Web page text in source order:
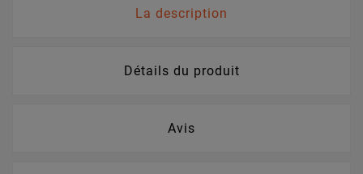
La description
Détails du produit
Avis